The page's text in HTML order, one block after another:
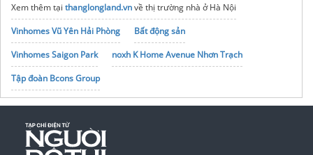
Xem thêm tại thanglongland.vnvề thị trường nhà ở Hà Nội
Vinhomes Vũ Yên Hải Phòng
Bất động sản
Vinhomes Saigon Park
noxh K Home Avenue Nhơn Trạch
Tập đoàn Bcons Group